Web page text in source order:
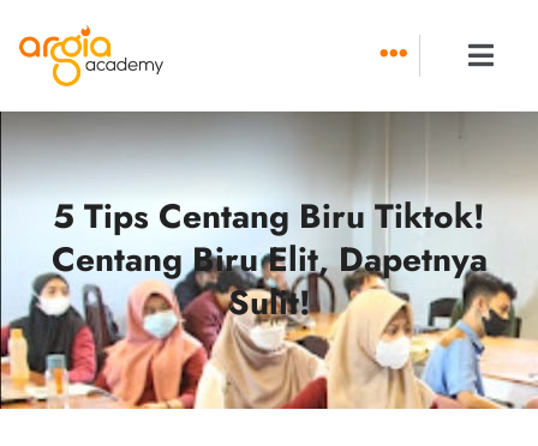
content
5 Tips Centang Biru Tiktok!
Centang Biru Elit, Dapetnya
Sulit!